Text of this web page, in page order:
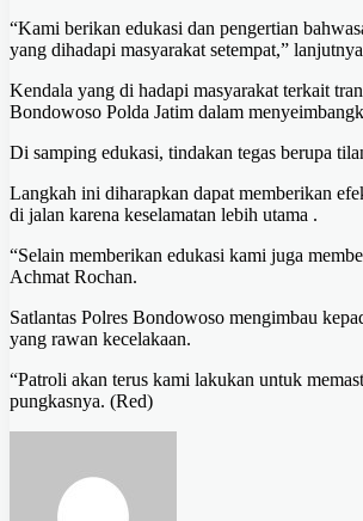
“Kami berikan edukasi dan pengertian
yang dihadapi masyarakat setempat,”
Kendala yang di hadapi masyarakat terkait
Bondowoso Polda Jatim dalam
Di samping edukasi, tindakan tegas berupa
Langkah ini diharapkan dapat memberikan
di jalan karena keselamatan lebih utama .
“Selain memberikan edukasi kami juga
Achmat Rochan.
Satlantas Polres Bondowoso mengimbau
yang rawan kecelakaan.
“Patroli akan terus kami lakukan untuk
pungkasnya. (Red)